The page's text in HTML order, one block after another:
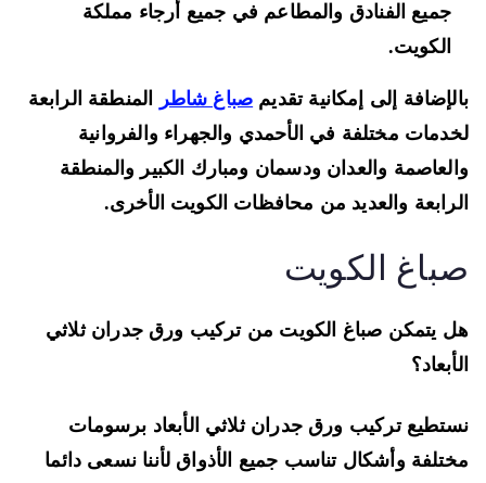
جميع الفنادق والمطاعم في جميع أرجاء مملكة
الكويت.
إلى إمكانية تقديمصباغ شاطرالمنطقة الرابعة
مختلفة في الأحمدي والجهراء والفروانية
والعدان ودسمان ومبارك الكبير والمنطقة
والعديد من محافظات الكويت الأخرى.
الكويت
يتمكن صباغ الكويت من تركيب ورق جدران ثلاثي
تركيب ورق جدران ثلاثي الأبعاد برسومات
وأشكال تناسب جميع الأذواق لأننا نسعى دائما